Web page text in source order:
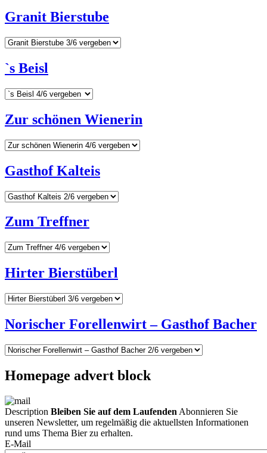
Granit Bierstube
`s Beisl
Zur schönen Wienerin
Gasthof Kalteis
Zum Treffner
Hirter Bierstüberl
Norischer Forellenwirt – Gasthof Bacher
Homepage advert block
Description Bleiben Sie auf dem Laufenden Abonnieren Sie
unseren Newsletter, um regelmäßig die aktuellsten Informationen
rund ums Thema Bier zu erhalten.
E-Mail